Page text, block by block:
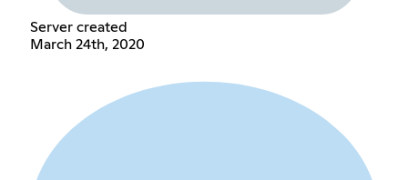
Server created
March 24th, 2020